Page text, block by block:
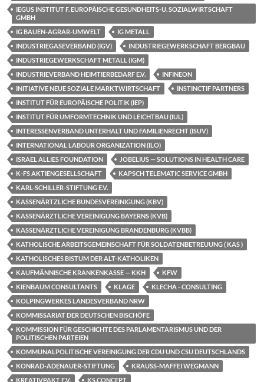
IEGUS INSTITUT F. EUROPÄISCHE GESUNDHEITS-U. SOZIALWIRTSCHAFT
GMBH
IG BAUEN-AGRAR-UMWELT
IG METALL
INDUSTRIEGASEVERBAND (IGV)
INDUSTRIEGEWERKSCHAFT BERGBAU
INDUSTRIEGEWERKSCHAFT METALL (IGM)
INDUSTRIEVERBAND HEIMTIERBEDARF E.V.
INFINEON
INITIATIVE NEUE SOZIALE MARKTWIRTSCHAFT
INSTINCTIF PARTNERS
INSTITUT FÜR EUROPÄISCHE POLITIK (IEP)
INSTITUT FÜR UMFORMTECHNIK UND LEICHTBAU (IUL)
INTERESSENVERBAND UNTERHALT UND FAMILIENRECHT (ISUV)
INTERNATIONAL LABOUR ORGANIZATION (ILO)
ISRAEL ALLIES FOUNDATION
JOBELIUS — SOLUTIONS IN HEALTH CARE
K-FS AKTIENGESELLSCHAFT
KAPSCH TELEMATIC SERVICE GMBH
KARL-SCHILLER-STIFTUNG E.V.
KASSENÄRTZLICHE BUNDESVEREINIGUNG (KBV)
KASSENÄRZTLICHE VEREINIGUNG BAYERNS (KVB)
KASSENÄRZTLICHE VEREINIGUNG BRANDENBURG (KVBB)
KATHOLISCHE ARBEITSGEMEINSCHAFT FÜR SOLDATENBETREUUNG ( KAS )
KATHOLISCHES BISTUM DER ALT-KATHOLIKEN
KAUFMÄNNISCHE KRANKENKASSE — KKH
KFW
KIENBAUM CONSULTANTS
KLAGE
KLECHA - CONSULTING
KOLPINGWERKES LANDESVERBAND NRW
KOMMISSARIAT DER DEUTSCHEN BISCHÖFE
KOMMISSION FÜR GESCHICHTE DES PARLAMENTARISMUS UND DER
POLITISCHEN PARTEIEN
KOMMUNALPOLITISCHE VEREINIGUNG DER CDU UND CSU DEUTSCHLANDS
KONRAD-ADENAUER-STIFTUNG
KRAUSS-MAFFEI WEGMANN
KREATIVPAKT E.V.
KS.CONCEPT